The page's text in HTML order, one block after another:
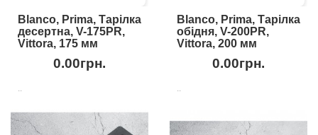
Blanco, Prima, Тарілка
десертна, V-175PR,
Vittora, 175 мм
0.00грн.
..
Blanco, Prima, Тарілка
обідня, V-200PR,
Vittora, 200 мм
0.00грн.
..